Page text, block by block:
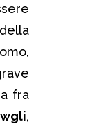
fra
,